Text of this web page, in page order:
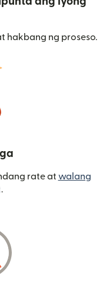
hakbang ng proseso.
rate at walang
(bubukas sa bagong
.